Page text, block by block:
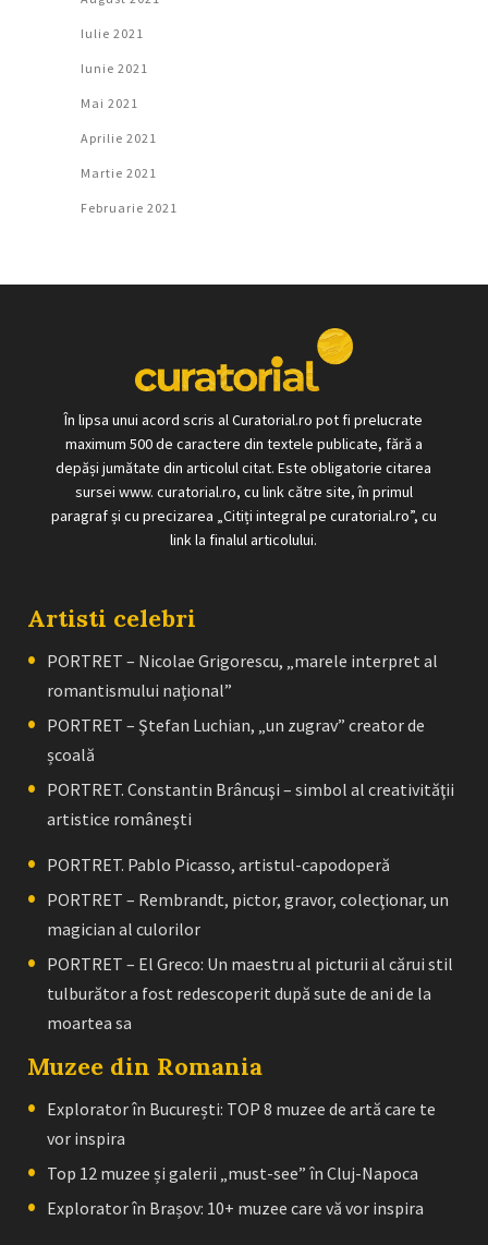
Iulie 2021
Iunie 2021
Mai 2021
Aprilie 2021
Martie 2021
Februarie 2021
În lipsa unui acord scris al Curatorial.ro pot fi prelucrate
maximum 500 de caractere din textele publicate, fără a
depăși jumătate din articolul citat. Este obligatorie citarea
sursei www. curatorial.ro, cu link către site, în primul
paragraf și cu precizarea „Citiți integral pe curatorial.ro”, cu
link la finalul articolului.
Artisti celebri
PORTRET – Nicolae Grigorescu, „marele interpret al
romantismului naţional”
PORTRET – Ştefan Luchian, „un zugrav” creator de
școală
PORTRET. Constantin Brâncuşi – simbol al creativităţii
artistice româneşti
PORTRET. Pablo Picasso, artistul-capodoperă
PORTRET – Rembrandt, pictor, gravor, colecţionar, un
magician al culorilor
PORTRET – El Greco: Un maestru al picturii al cărui stil
tulburător a fost redescoperit după sute de ani de la
moartea sa
Muzee din Romania
Explorator în București: TOP 8 muzee de artă care te
vor inspira
Top 12 muzee și galerii „must-see” în Cluj-Napoca
Explorator în Brașov: 10+ muzee care vă vor inspira